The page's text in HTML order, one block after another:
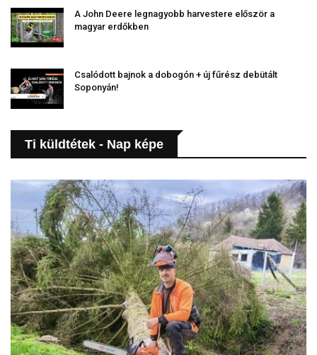
A John Deere legnagyobb harvestere először a
magyar erdőkben
Csalódott bajnok a dobogón + új fűrész debütált
Soponyán!
Ti küldtétek - Nap képe